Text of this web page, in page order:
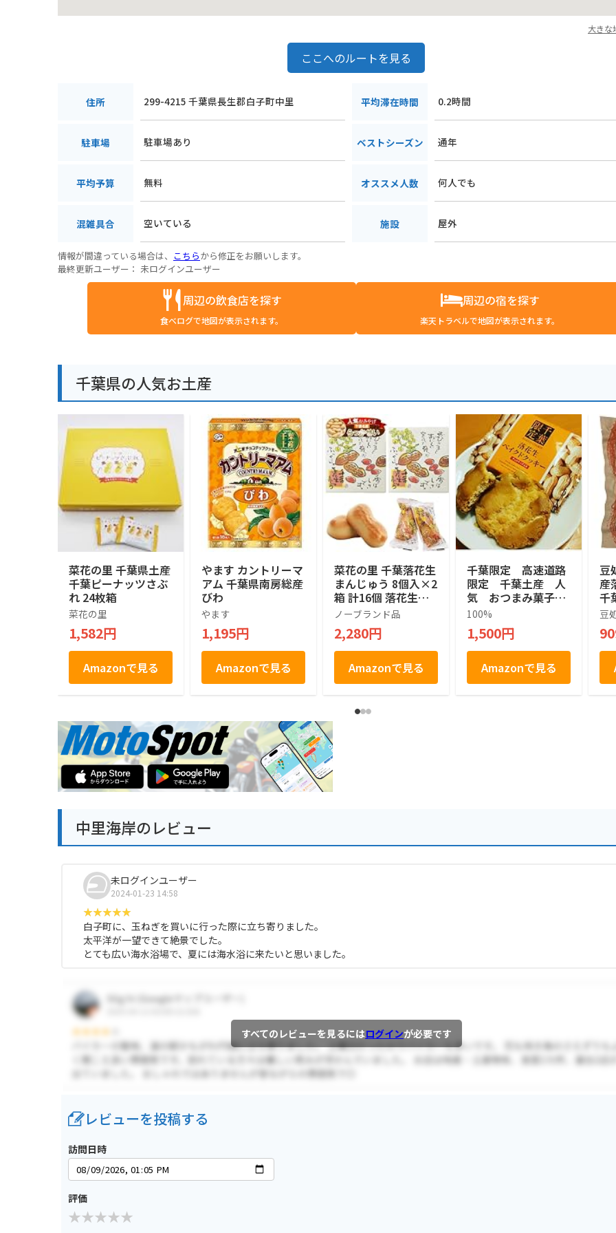
大きな
ここへのルートを見る
住所 299-4215 千葉県長生郡白子町中里 平均滞在時間 0.2時間
駐車場 駐車場あり ベストシーズン 通年
平均予算 無料 オススメ人数 何人でも
混雑具合 空いている 施設 屋外
情報が間違っている場合は、 こちらから修正をお願いします。
最終更新ユーザー： 未ログインユーザー
周辺の飲食店を探す
食べログで地図が表示されます。
周辺の宿を探す
楽天トラベルで地図が表示されます。
千葉県の人気お土産
菜花の里 千葉県土産
千葉ピーナッツさぶ
れ 24枚箱
菜花の里
1,582円
Amazonで見る
やます カントリーマ
アム 千葉県南房総産
びわ
やます
1,195円
Amazonで見る
菜花の里 千葉落花生
まんじゅう 8個入×2
箱 計16個 落花生の
形 ピーナッツ 白あ
ん 和菓子 饅頭 千葉
土産 房総 個包装 手
土産
ノーブランド品
2,280円
Amazonで見る
千葉限定 高速道路
限定 千葉土産 人
気 おつまみ菓子
Baked Cookies 落花
生 ベイクドクッキ
ー チョコチップ入
り 千葉県産のピー
ナッツ使用 12枚入
り
100%
1,500円
Amazonで見る
豆
産
千
花
契
社
の
豆
中里海岸のレビュー
未ログインユーザー
2024-01-23 14:58
白子町に、玉ねぎを買いに行った際に立ち寄りました。
太平洋が一望できて絶景でした。
とても広い海水浴場で、夏には海水浴に来たいと思いました。
すべてのレビューを見るにはログインが必要です
レビューを投稿する
訪問日時
評価